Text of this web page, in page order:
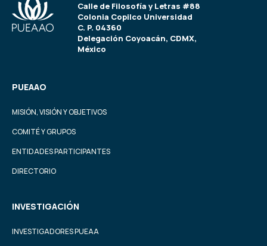
Calle de Filosofía y Letras #88
Colonia Copilco Universidad
C. P. 04360
Delegación Coyoacán, CDMX,
México
PUEAAO
MISIÓN, VISIÓN Y OBJETIVOS
COMITÉ Y GRUPOS
ENTIDADES PARTICIPANTES
DIRECTORIO
INVESTIGACIÓN
INVESTIGADORES PUEAA